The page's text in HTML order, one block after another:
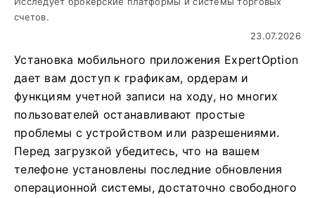
счетов.
23.07.2026
Установка мобильного приложения ExpertOption
дает вам доступ к графикам, ордерам и
функциям учетной записи на ходу, но многих
пользователей останавливают простые
проблемы с устройством или разрешениями.
Перед загрузкой убедитесь, что на вашем
телефоне установлены последние обновления
операционной системы, достаточно свободного